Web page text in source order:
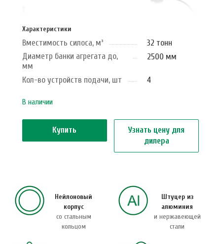
Характеристики
Вместимость силоса, м³
32 тонн
Диаметр банки агрегата до,
мм
2500 мм
Кол-во устройств подачи, шт 4
В наличии
Купить
Узнать цену для
дилера
Нейлоновый
корпус
со стальным
кольцом
Штуцер из
алюминия
и нержавеющей
стали